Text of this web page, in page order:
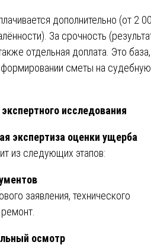
дополнительно (от 2
За срочность
отдельная доплата. Это
сметы на судебную
исследования
экспертиза оценки ущерба
из следующих этапов:
заявления, технического
осмотр